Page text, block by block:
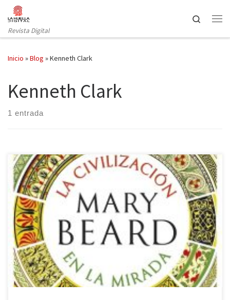
Saltar al contenido
Revista Digital
Search
Inicio »Blog »Kenneth Clark
Kenneth Clark
1 entrada
La editorial Crítica (Grupo Planeta) ha publicado la última obra de
Mary Beard, Premio Princesa de Asturias de Ciencias Sociales en
2016, un libro sobre el arte y la forma de ver la realidad por los
diferentes pueblos. La civilización en la mirada (febrero de 2019),
traducción de Civilizations: How […]